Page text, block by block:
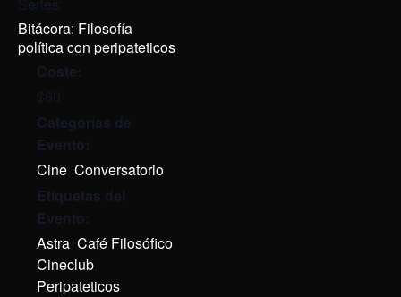
Bitácora: Filosofía
política con peripateticos
Coste:
$60
Categorías de
Evento:
Cine, Conversatorio
Etiquetas del
Evento:
Astra, Café Filosófico,
Cineclub,
Peripateticos